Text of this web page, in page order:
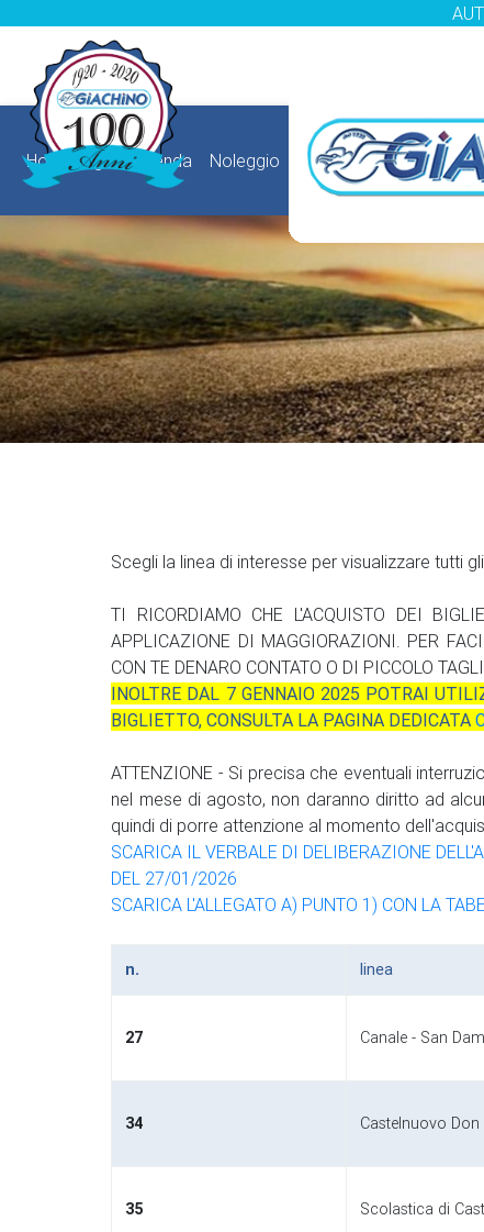
HomePage Azienda Noleggio
Scegli la linea di interesse per visualizzare tutti
TI RICORDIAMO CHE L'ACQUISTO DEI
APPLICAZIONE DI MAGGIORAZIONI. PER
CON TE DENARO CONTATO O DI PICCOLO
INOLTRE DAL 7 GENNAIO 2025 POTRAI
BIGLIETTO, CONSULTA LA PAGINA DEDICATA
ATTENZIONE - Si precisa che eventuali
nel mese di agosto, non daranno diritto ad
quindi di porre attenzione al momento
SCARICA IL VERBALE DI DELIBERAZIONE
DEL 27/01/2026
SCARICA L'ALLEGATO A) PUNTO 1) CON LA
n. linea
27 Canale - San
34 Castelnuovo
35 Scolastica di